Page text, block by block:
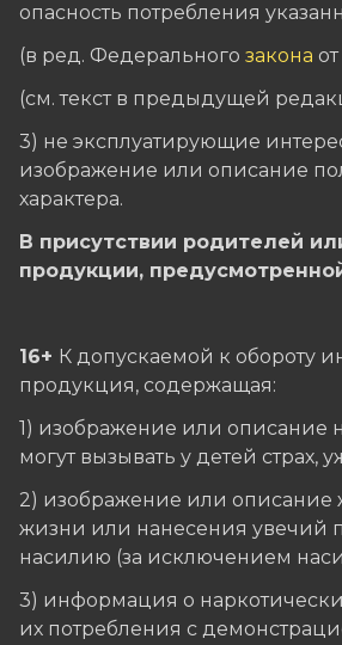
опасность потребления
(в ред. Федерального закона
(см. текст в предыдущей
3) не эксплуатирующие
изображение или описание
характера.
В присутствии родителей
продукции,
16+ К допускаемой к обороту
продукция, содержащая:
1) изображение или описание
могут вызывать у детей страх,
2) изображение или описание
жизни или нанесения увечий
насилию (за исключением
3) информация о
их потребления с